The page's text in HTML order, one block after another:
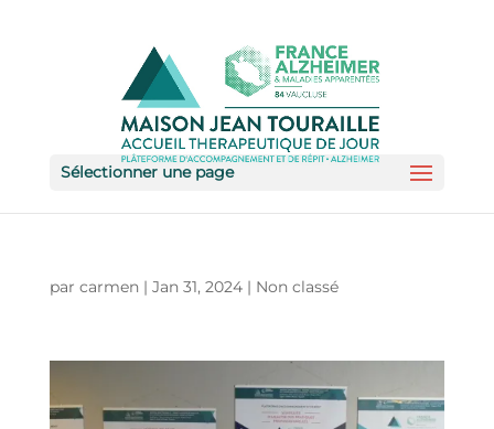
Sélectionner une page
par carmen| Jan 31, 2024| Non classé